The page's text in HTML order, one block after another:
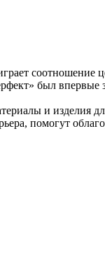
был
и изделия
помогут